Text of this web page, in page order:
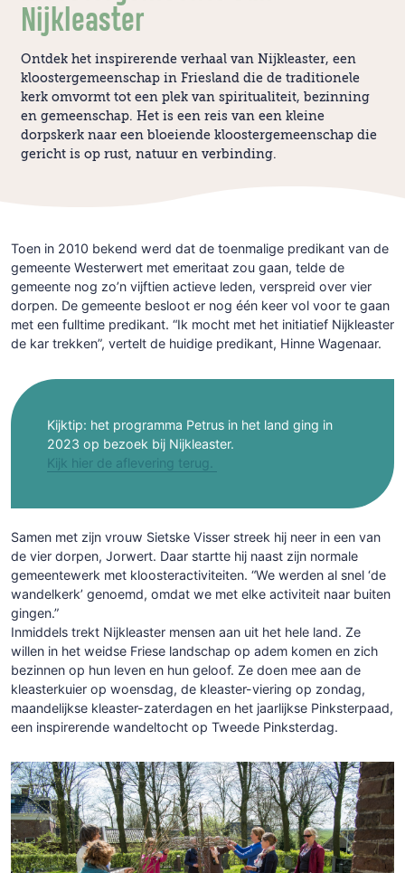
Nijkleaster
Ontdek het inspirerende verhaal van Nijkleaster, een
kloostergemeenschap in Friesland die de traditionele
kerk omvormt tot een plek van spiritualiteit, bezinning
en gemeenschap. Het is een reis van een kleine
dorpskerk naar een bloeiende kloostergemeenschap die
gericht is op rust, natuur en verbinding.
Toen in 2010 bekend werd dat de toenmalige predikant van de
gemeente Westerwert met emeritaat zou gaan, telde de
gemeente nog zo’n vijftien actieve leden, verspreid over vier
dorpen. De gemeente besloot er nog één keer vol voor te gaan
met een fulltime predikant. “Ik mocht met het initiatief Nijkleaster
de kar trekken”, vertelt de huidige predikant, Hinne Wagenaar.
Kijktip: het programma Petrus in het land ging in
2023 op bezoek bij Nijkleaster.
Kijk hier de aflevering terug.
Samen met zijn vrouw Sietske Visser streek hij neer in een van
de vier dorpen, Jorwert. Daar startte hij naast zijn normale
gemeentewerk met kloosteractiviteiten. “We werden al snel ‘de
wandelkerk’ genoemd, omdat we met elke activiteit naar buiten
gingen.”
Inmiddels trekt Nijkleaster mensen aan uit het hele land. Ze
willen in het weidse Friese landschap op adem komen en zich
bezinnen op hun leven en hun geloof. Ze doen mee aan de
kleasterkuier op woensdag, de kleaster-viering op zondag,
maandelijkse kleaster-zaterdagen en het jaarlijkse Pinksterpaad,
een inspirerende wandeltocht op Tweede Pinksterdag.